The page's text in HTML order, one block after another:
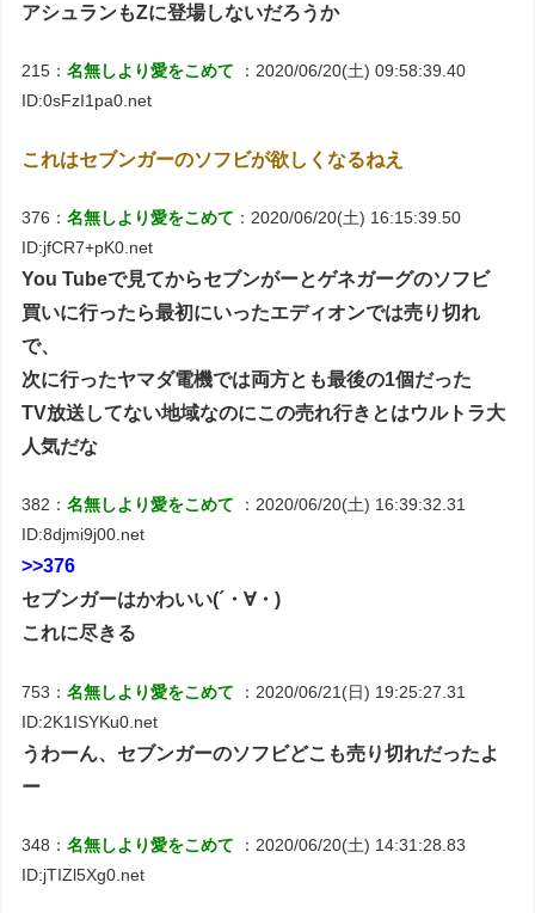
アシュランもZに登場しないだろうか
215：名無しより愛をこめて
：2020/06/20(土) 09:58:39.40
ID:0sFzI1pa0.net
これはセブンガーのソフビが欲しくなるねえ
376：名無しより愛をこめて ：2020/06/20(土) 16:15:39.50
ID:jfCR7+pK0.net
You Tubeで見てからセブンがーとゲネガーグのソフビ
買いに行ったら最初にいったエディオンでは売り切れ
で、
次に行ったヤマダ電機では両方とも最後の1個だった
TV放送してない地域なのにこの売れ行きとはウルトラ大
人気だな
382：名無しより愛をこめて
：2020/06/20(土) 16:39:32.31
ID:8djmi9j00.net
>>376
セブンガーはかわいい(´・∀・)
これに尽きる
753：名無しより愛をこめて
：2020/06/21(日) 19:25:27.31
ID:2K1ISYKu0.net
うわーん、セブンガーのソフビどこも売り切れだったよ
ー
348：名無しより愛をこめて
：2020/06/20(土) 14:31:28.83
ID:jTIZl5Xg0.net